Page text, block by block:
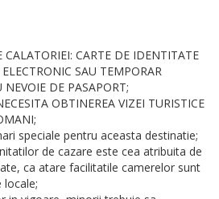
CALATORIEI: CARTE DE IDENTITATE
SAU TEMPORAR
DE PASAPORT;
OBTINEREA VIZEI TURISTICE
speciale pentru aceasta destinatie;
de cazare este cea atribuita de
ca atare facilitatile camerelor sunt